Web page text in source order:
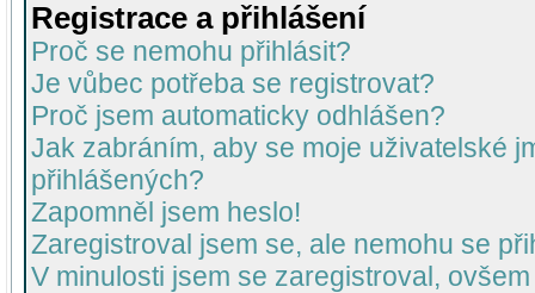
Registrace a přihlášení
Proč se nemohu přihlásit?
Je vůbec potřeba se registrovat?
Proč jsem automaticky odhlášen?
Jak zabráním, aby se moje uživatelské
přihlášených?
Zapomněl jsem heslo!
Zaregistroval jsem se, ale nemohu se
V minulosti jsem se zaregistroval,